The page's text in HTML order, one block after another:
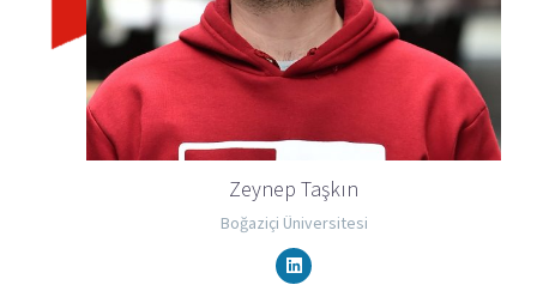
Zeynep Taşkın
Boğaziçi Üniversitesi